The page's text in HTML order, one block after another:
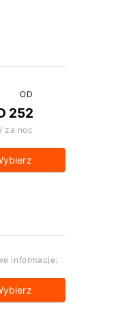
OD
252
za noc
informacje: